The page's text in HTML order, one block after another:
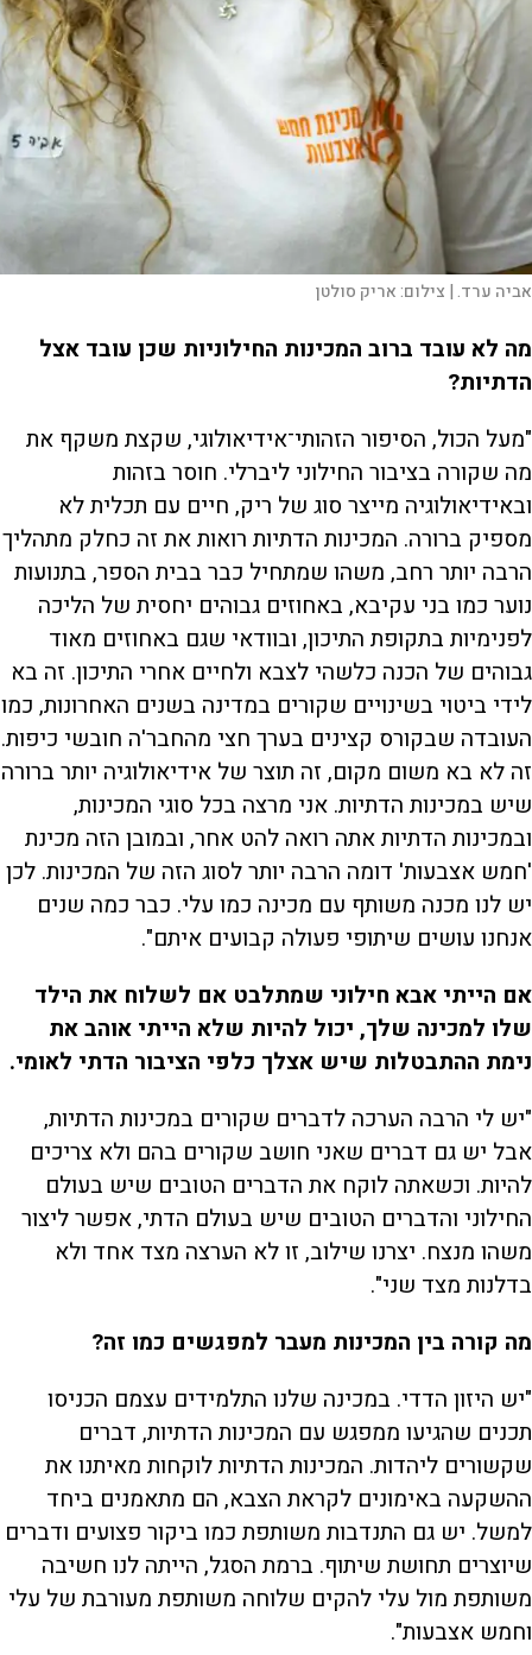
אביה ערד. | צילום:אריק סולטן
מה לא עובד ברוב המכינות החילוניות שכן עובד אצל
הדתיות?
"מעל הכול, הסיפור הזהותי־אידיאולוגי, שקצת משקף את
מה שקורה בציבור החילוני ליברלי. חוסר בזהות
ובאידיאולוגיה מייצר סוג של ריק, חיים עם תכלית לא
מספיק ברורה. המכינות הדתיות רואות את זה כחלק מתהליך
הרבה יותר רחב, משהו שמתחיל כבר בבית הספר, בתנועות
נוער כמו בני עקיבא, באחוזים גבוהים יחסית של הליכה
לפנימיות בתקופת התיכון, ובוודאי שגם באחוזים מאוד
גבוהים של הכנה כלשהי לצבא ולחיים אחרי התיכון. זה בא
לידי ביטוי בשינויים שקורים במדינה בשנים האחרונות, כמו
העובדה שבקורס קצינים בערך חצי מהחבר'ה חובשי כיפות.
זה לא בא משום מקום, זה תוצר של אידיאולוגיה יותר ברורה
שיש במכינות הדתיות. אני מרצה בכל סוגי המכינות,
ובמכינות הדתיות אתה רואה להט אחר, ובמובן הזה מכינת
'חמש אצבעות' דומה הרבה יותר לסוג הזה של המכינות. לכן
יש לנו מכנה משותף עם מכינה כמו עלי. כבר כמה שנים
אנחנו עושים שיתופי פעולה קבועים איתם".
אם הייתי אבא חילוני שמתלבט אם לשלוח את הילד
שלו למכינה שלך, יכול להיות שלא הייתי אוהב את
נימת ההתבטלות שיש אצלך כלפי הציבור הדתי לאומי.
"יש לי הרבה הערכה לדברים שקורים במכינות הדתיות,
אבל יש גם דברים שאני חושב שקורים בהם ולא צריכים
להיות. וכשאתה לוקח את הדברים הטובים שיש בעולם
החילוני והדברים הטובים שיש בעולם הדתי, אפשר ליצור
משהו מנצח. יצרנו שילוב, זו לא הערצה מצד אחד ולא
בדלנות מצד שני".
מה קורה בין המכינות מעבר למפגשים כמו זה?
"יש היזון הדדי. במכינה שלנו התלמידים עצמם הכניסו
תכנים שהגיעו ממפגש עם המכינות הדתיות, דברים
שקשורים ליהדות. המכינות הדתיות לוקחות מאיתנו את
ההשקעה באימונים לקראת הצבא, הם מתאמנים ביחד
למשל. יש גם התנדבות משותפת כמו ביקור פצועים ודברים
שיוצרים תחושת שיתוף. ברמת הסגל, הייתה לנו חשיבה
משותפת מול עלי להקים שלוחה משותפת מעורבת של עלי
וחמש אצבעות".